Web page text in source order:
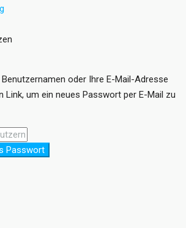
oder Ihre E-Mail-Adresse
Link, um ein neues Passwort per E-Mail zu
Passwort